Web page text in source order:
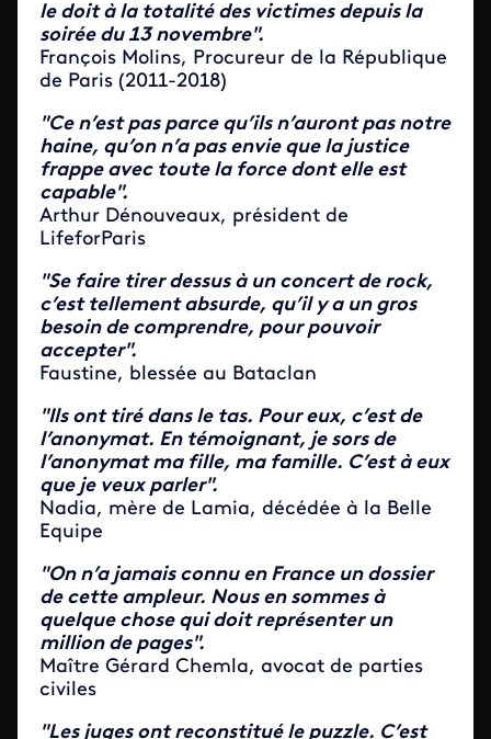
le doit à la totalité des victimes depuis la
soirée du 13 novembre".
François Molins, Procureur de la République
de Paris (2011-2018)
"Ce n’est pas parce qu’ils n’auront pas notre
haine, qu’on n’a pas envie que la justice
frappe avec toute la force dont elle est
capable".
Arthur Dénouveaux, président de
LifeforParis
"Se faire tirer dessus à un concert de rock,
c’est tellement absurde, qu’il y a un gros
besoin de comprendre, pour pouvoir
accepter".
Faustine, blessée au Bataclan
"Ils ont tiré dans le tas. Pour eux, c’est de
l’anonymat. En témoignant, je sors de
l’anonymat ma fille, ma famille. C’est à eux
que je veux parler".
Nadia, mère de Lamia, décédée à la Belle
Equipe
"On n’a jamais connu en France un dossier
de cette ampleur. Nous en sommes à
quelque chose qui doit représenter un
million de pages".
Maître Gérard Chemla, avocat de parties
civiles
"Les juges ont reconstitué le puzzle. C’est